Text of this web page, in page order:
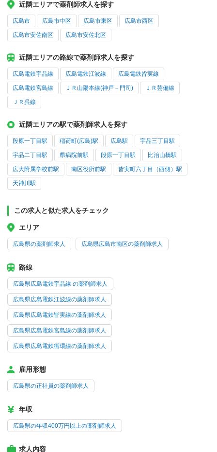
近隣エリアで薬剤師求人を探す
広島市 広島市中区 広島市東区 広島市西区
広島市安佐南区 広島市安佐北区
近隣エリアの路線で薬剤師求人を探す
広島電鉄宇品線 広島電鉄江波線 広島電鉄皆実線
広島電鉄宮島線 ＪＲ山陽本線(神戸－門司) ＪＲ芸備線
ＪＲ呉線
近隣エリアの駅で薬剤師求人を探す
段原一丁目駅 稲荷町(広島)駅 広島駅 宇品三丁目駅
宇品二丁目駅 県病院前駅 段原一丁目駅 比治山橋駅
広大附属学校前駅 南区役所前駅 皆実町六丁目（西側）駅
天神川駅
この求人と似た求人をチェック
エリア
広島県の薬剤師求人 広島県広島市南区の薬剤師求人
路線
広島県広島電鉄宇品線 の薬剤師求人
広島県広島電鉄江波線の薬剤師求人
広島県広島電鉄皆実線の薬剤師求人
広島県広島電鉄宮島線の薬剤師求人
広島県広島電鉄循環線の薬剤師求人
雇用形態
広島県の正社員の薬剤師求人
年収
広島県の年収400万円以上の薬剤師求人
求人内容